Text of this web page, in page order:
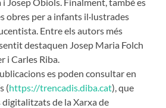
obres per a infants il·lustrades
Entre els autors més
destaquen Josep Maria Folch
i Carles Riba.
es poden consultar en
(https://trencadis.diba.cat), que
de la Xarxa de